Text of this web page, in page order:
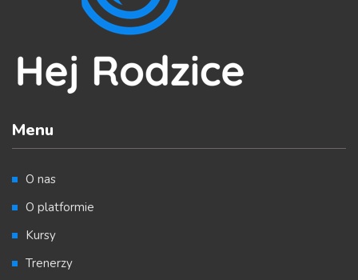
Menu
O nas
O platformie
Kursy
Trenerzy